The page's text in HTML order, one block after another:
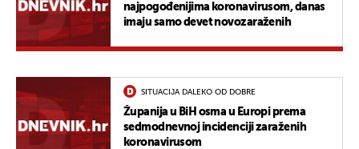
najpogođenijima koronavirusom, danas
imaju samo devet novozaraženih
SITUACIJA DALEKO OD DOBRE
Županija u BiH osma u Europi prema
sedmodnevnoj incidenciji zaraženih
koronavirusom